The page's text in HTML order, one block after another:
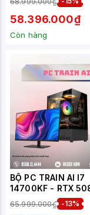
58.396.000₫
Còn hàng
BỘ PC TRAIN AI I7
14700KF - RTX
(XUEPC146-TA)
65.999.000₫ -13%